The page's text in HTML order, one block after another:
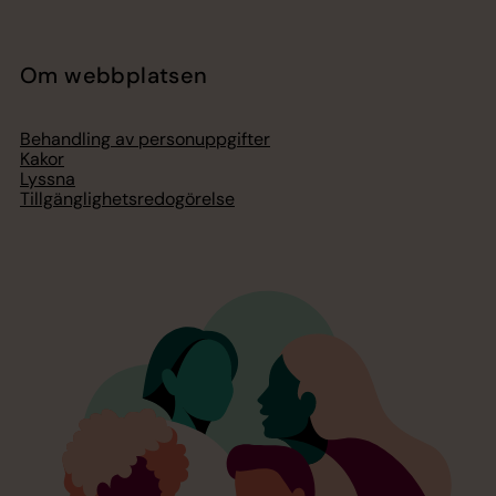
Om webbplatsen
Behandling av personuppgifter
Kakor
Lyssna
Tillgänglighetsredogörelse